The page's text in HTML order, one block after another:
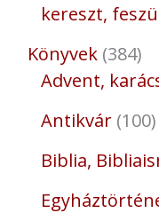
kereszt,
Könyvek 384
Advent,
Antikvár 100
Biblia,